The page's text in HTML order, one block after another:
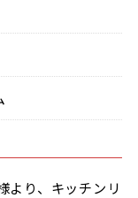
より、キッチンリ